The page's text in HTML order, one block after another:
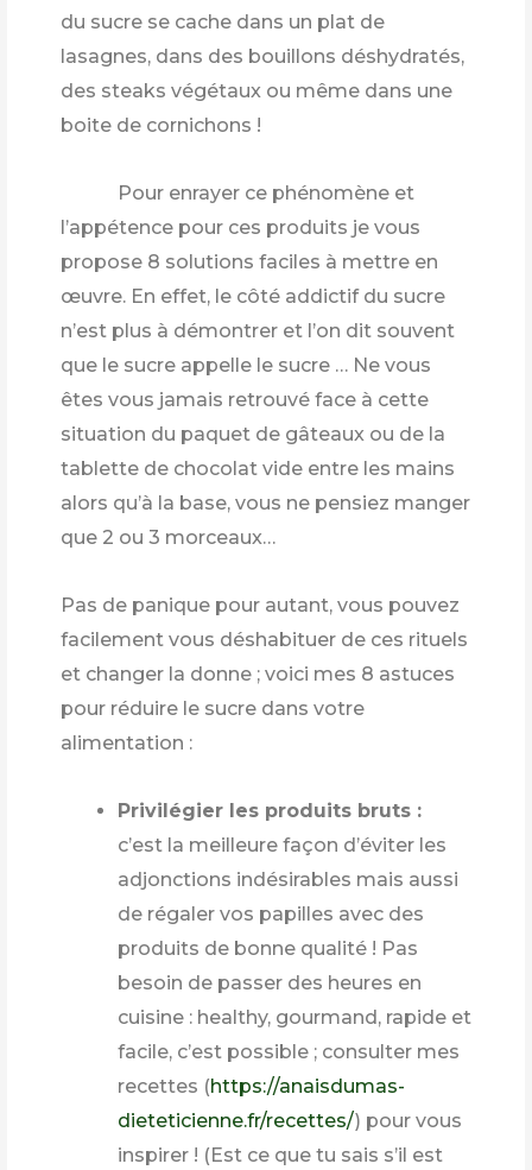
du sucre se cache dans un plat de
lasagnes, dans des bouillons déshydratés,
des steaks végétaux ou même dans une
boite de cornichons !
Pour enrayer ce phénomène et
l’appétence pour ces produits je vous
propose 8 solutions faciles à mettre en
œuvre. En effet, le côté addictif du sucre
n’est plus à démontrer et l’on dit souvent
que le sucre appelle le sucre … Ne vous
êtes vous jamais retrouvé face à cette
situation du paquet de gâteaux ou de la
tablette de chocolat vide entre les mains
alors qu’à la base, vous ne pensiez manger
que 2 ou 3 morceaux…
Pas de panique pour autant, vous pouvez
facilement vous déshabituer de ces rituels
et changer la donne ; voici mes 8 astuces
pour réduire le sucre dans votre
alimentation :
Privilégier les produits bruts :
c’est la meilleure façon d’éviter les
adjonctions indésirables mais aussi
de régaler vos papilles avec des
produits de bonne qualité ! Pas
besoin de passer des heures en
cuisine : healthy, gourmand, rapide et
facile, c’est possible ; consulter mes
recettes (https://anaisdumas-
dieteticienne.fr/recettes/) pour vous
inspirer ! (Est ce que tu sais s’il est